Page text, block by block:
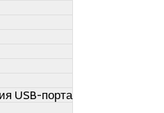
USB-порта